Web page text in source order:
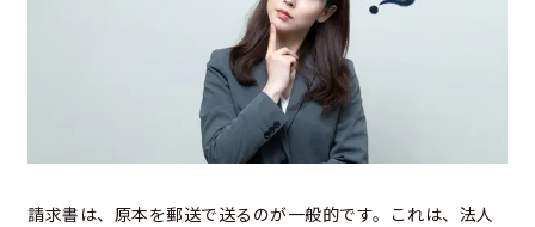
請求書は、原本を郵送で送るのが一般的です。これは、法人